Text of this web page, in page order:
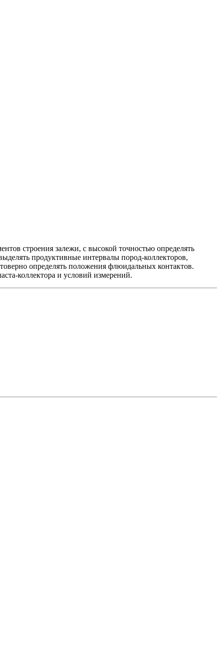
строения залежи, с высокой точностью определять
продуктивные интервалы пород-коллекторов,
определять положения флюидальных контактов.
коллектора и условий измерений.